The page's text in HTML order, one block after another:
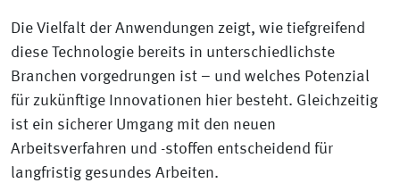
Die Vielfalt der Anwendungen zeigt, wie tiefgreifend
diese Technologie bereits in unterschiedlichste
Branchen vorgedrungen ist – und welches Potenzial
für zukünftige Innovationen hier besteht. Gleichzeitig
ist ein sicherer Umgang mit den neuen
Arbeitsverfahren und -stoffen entscheidend für
langfristig gesundes Arbeiten.